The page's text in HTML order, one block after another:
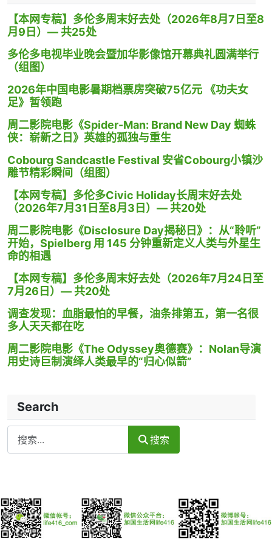
【本网专稿】多伦多周末好去处（2026年8月7日至8
月9日）— 共25处
多伦多电视毕业晚会暨加华影像馆开幕典礼圆满举行
（组图）
2026年中国电影暑期档票房突破75亿元 《功夫女
足》暂领跑
周二影院电影《Spider-Man: Brand New Day 蜘蛛
侠：崭新之日》英雄的孤独与重生
Cobourg Sandcastle Festival 安省Cobourg小镇沙
雕节精彩瞬间（组图）
【本网专稿】多伦多Civic Holiday长周末好去处
（2026年7月31日至8月3日）— 共20处
周二影院电影《Disclosure Day揭秘日》：从“聆听”
开始，Spielberg 用 145 分钟重新定义人类与外星生
命的相遇
【本网专稿】多伦多周末好去处（2026年7月24日至
7月26日）— 共20处
调查发现：血脂最怕的早餐，油条排第五，第一名很
多人天天都在吃
周二影院电影《The Odyssey奥德赛》：Nolan导演
用史诗巨制演绎人类最早的“归心似箭”
Search
Search
搜索